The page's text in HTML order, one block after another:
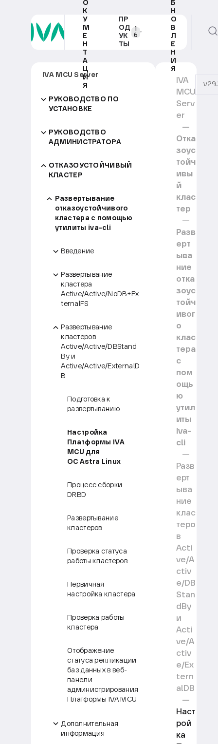
О
К
У
М
Е
Н
Т
А
Ц
И
Я
ПР
ОД
УК
ТЫ
1
6
Б
Н
О
В
Л
Е
Н
И
Я
IVA MCU Server
РУКОВОДСТВО ПО
УСТАНОВКЕ
РУКОВОДСТВО
АДМИНИСТРАТОРА
ОТКАЗОУСТОЙЧИВЫЙ
КЛАСТЕР
Развертывание
отказоустойчивого
кластера с помощью
утилиты iva-cli
Введение
Развертывание
кластера
Active/Active/NoDB+Ex
ternalFS
Развертывание
кластеров
Active/Active/DBStand
By и
Active/Active/ExternalD
B
Подготовка к
развертыванию
Настройка
Платформы IVA
MCU для
ОС Astra Linux
Процесс сборки
DRBD
Развертывание
кластеров
Проверка статуса
работы кластеров
Первичная
настройка кластера
Проверка работы
кластера
Отображение
статуса репликации
баз данных в веб-
панели
администрирования
Платформы IVA MCU
Дополнительная
информация
IVA
MCU
Serv
er
Отка
зоус
тойч
ивы
й
клас
тер
Разв
ерт
ыва
ние
отка
зоус
тойч
ивог
о
клас
тера
с
пом
ощь
ю
утил
иты
iva-
cli
Разв
ерт
ыва
ние
клас
теро
в
Acti
ve/A
ctiv
e/DB
Stan
dBy
и
Acti
ve/A
ctiv
e/Ex
tern
alDB
Наст
рой
ка